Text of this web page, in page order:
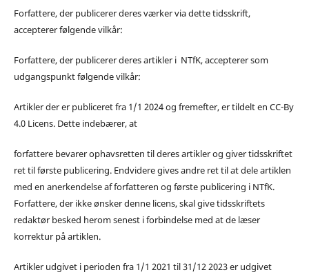
Forfattere, der publicerer deres værker via dette tidsskrift,
accepterer følgende vilkår:
Forfattere, der publicerer deres artikler i NTfK, accepterer som
udgangspunkt følgende vilkår:
Artikler der er publiceret fra 1/1 2024 og fremefter, er tildelt en CC-By
4.0 Licens. Dette indebærer, at
forfattere bevarer ophavsretten til deres artikler og giver tidsskriftet
ret til første publicering. Endvidere gives andre ret til at dele artiklen
med en anerkendelse af forfatteren og første publicering i NTfK.
Forfattere, der ikke ønsker denne licens, skal give tidsskriftets
redaktør besked herom senest i forbindelse med at de læser
korrektur på artiklen.
Artikler udgivet i perioden fra 1/1 2021 til 31/12 2023 er udgivet